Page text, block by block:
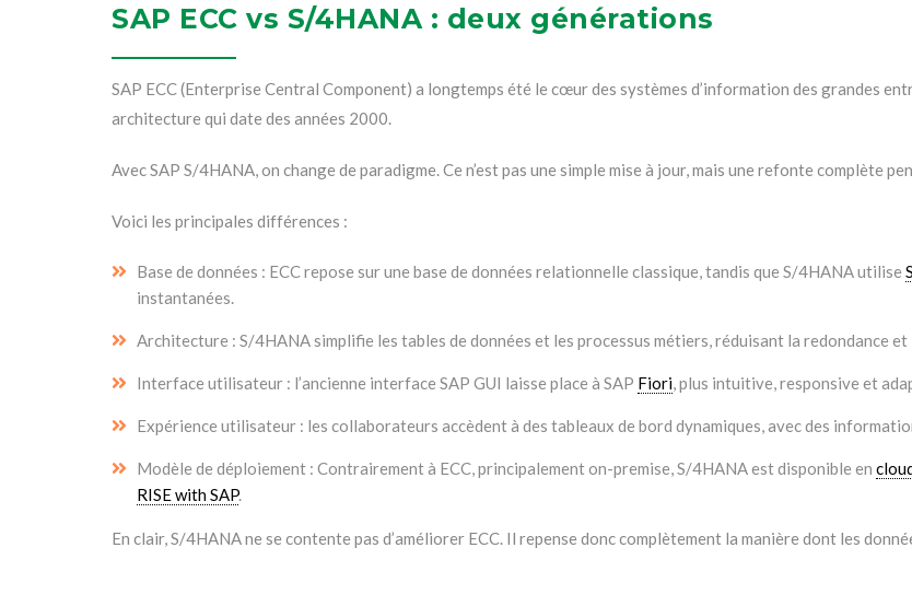
SAP ECC vs S/4HANA : deux générations
SAP ECC (Enterprise Central Component) a longtemps été le cœur des systèmes d’information des grandes
architecture qui date des années 2000.
Avec SAP S/4HANA, on change de paradigme. Ce n’est pas une simple mise à jour, mais une refonte complète
Voici les principales différences :
Base de données : ECC repose sur une base de données relationnelle classique, tandis que S/4HANA utilise
instantanées.
Architecture : S/4HANA simplifie les tables de données et les processus métiers, réduisant la redondance et
Interface utilisateur : l’ancienne interface SAP GUI laisse place à SAP Fiori , plus intuitive, responsive et
Expérience utilisateur : les collaborateurs accèdent à des tableaux de bord dynamiques, avec des
Modèle de déploiement : Contrairement à ECC, principalement on-premise, S/4HANA est disponible en
RISE with SAP.
En clair, S/4HANA ne se contente pas d’améliorer ECC. Il repense donc complètement la manière dont les